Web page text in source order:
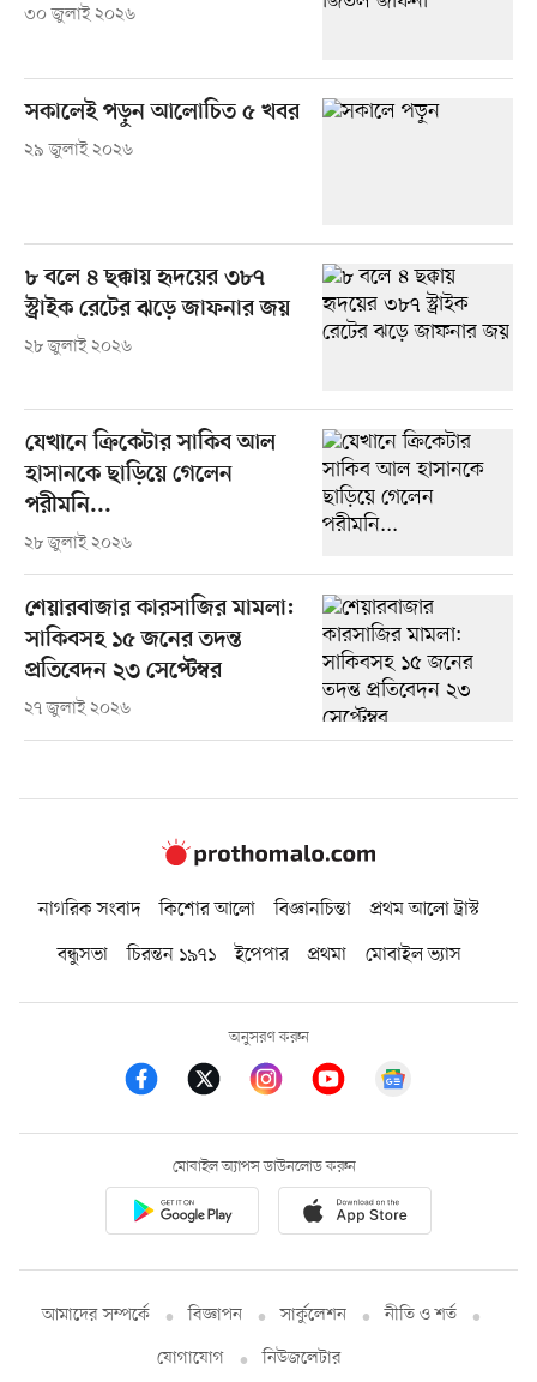
৩০ জুলাই ২০২৬
সকালেই পড়ুন আলোচিত ৫ খবর
২৯ জুলাই ২০২৬
৮ বলে ৪ ছক্কায় হৃদয়ের ৩৮৭
স্ট্রাইক রেটের ঝড়ে জাফনার জয়
২৮ জুলাই ২০২৬
যেখানে ক্রিকেটার সাকিব আল
হাসানকে ছাড়িয়ে গেলেন
পরীমনি...
২৮ জুলাই ২০২৬
শেয়ারবাজার কারসাজির মামলা:
সাকিবসহ ১৫ জনের তদন্ত
প্রতিবেদন ২৩ সেপ্টেম্বর
২৭ জুলাই ২০২৬
নাগরিক সংবাদ কিশোর আলো বিজ্ঞানচিন্তা
প্রথম আলো ট্রাস্ট
বন্ধুসভা
চিরন্তন ১৯৭১ ইপেপার প্রথমা মোবাইল ভ্যাস
অনুসরণ করুন
মোবাইল অ্যাপস ডাউনলোড করুন
আমাদের সম্পর্কে বিজ্ঞাপন সার্কুলেশন
নীতি ও শর্ত
যোগাযোগ
নিউজলেটার